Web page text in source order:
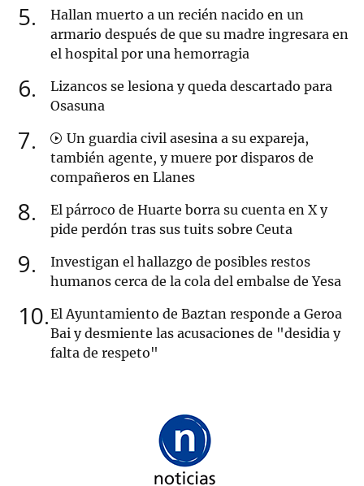
5
Hallan muerto a un recién nacido en un
armario después de que su madre ingresara en
el hospital por una hemorragia
6
Lizancos se lesiona y queda descartado para
Osasuna
7
Un guardia civil asesina a su expareja,
también agente, y muere por disparos de
compañeros en Llanes
8
El párroco de Huarte borra su cuenta en X y
pide perdón tras sus tuits sobre Ceuta
9
Investigan el hallazgo de posibles restos
humanos cerca de la cola del embalse de Yesa
10 El Ayuntamiento de Baztan responde a Geroa
Bai y desmiente las acusaciones de "desidia y
falta de respeto"